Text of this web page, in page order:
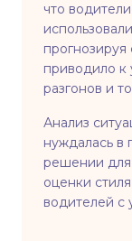
что
приводило к
разгонов и
Анализ
нуждалась в
решении для
оценки
водителей с